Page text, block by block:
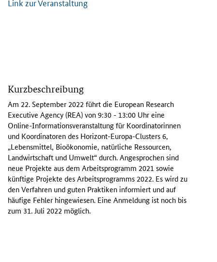
Link zur Veranstaltung
2
2
.
S
e
p
t
e
m
b
e
r
Kurzbeschreibung
Am 22. September 2022 führt die European Research
Executive Agency(REA) von 9:30 - 13:00 Uhr eine
Online-Informationsveranstaltung für Koordinatorinnen
und Koordinatoren des Horizont-Europa-Clusters6,
„Lebensmittel, Bioökonomie, natürliche Ressourcen,
Landwirtschaft und Umwelt“ durch. Angesprochen sind
neue Projekte aus dem Arbeitsprogramm 2021 sowie
künftige Projekte des Arbeitsprogramms 2022. Es wird zu
den Verfahren und guten Praktiken informiert und auf
häufige Fehler hingewiesen. Eine Anmeldung ist noch bis
zum 31. Juli 2022 möglich.